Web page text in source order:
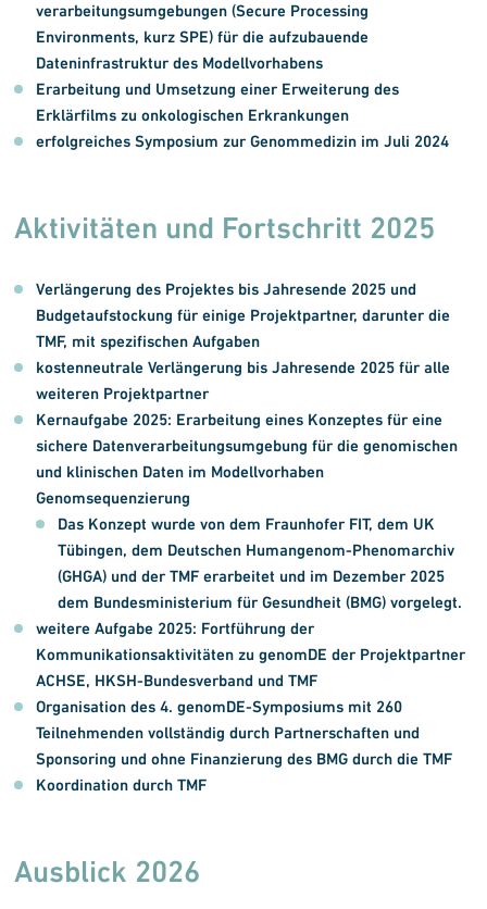
verarbeitungsumgebungen (Secure Processing
Environments, kurz SPE) für die aufzubauende
Dateninfrastruktur des Modellvorhabens
Erarbeitung und Umsetzung einer Erweiterung des
Erklärfilms zu onkologischen Erkrankungen
erfolgreiches Symposium zur Genommedizin im Juli 2024
Aktivitäten und Fortschritt 2025
Verlängerung des Projektes bis Jahresende 2025 und
Budgetaufstockung für einige Projektpartner, darunter die
TMF, mit spezifischen Aufgaben
kostenneutrale Verlängerung bis Jahresende 2025 für alle
weiteren Projektpartner
Kernaufgabe 2025: Erarbeitung eines Konzeptes für eine
sichere Datenverarbeitungsumgebung für die genomischen
und klinischen Daten im Modellvorhaben
Genomsequenzierung
Das Konzept wurde von dem Fraunhofer FIT, dem UK
Tübingen, dem Deutschen Humangenom-Phenomarchiv
(GHGA) und der TMF erarbeitet und im Dezember 2025
dem Bundesministerium für Gesundheit (BMG) vorgelegt.
weitere Aufgabe 2025: Fortführung der
Kommunikationsaktivitäten zu genomDE der Projektpartner
ACHSE, HKSH-Bundesverband und TMF
Organisation des 4. genomDE-Symposiums mit 260
Teilnehmenden vollständig durch Partnerschaften und
Sponsoring und ohne Finanzierung des BMG durch die TMF
Koordination durch TMF
Ausblick 2026